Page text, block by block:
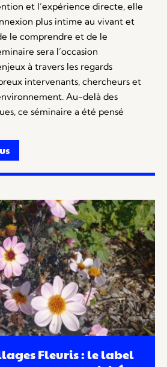
et l’expérience directe, elle
plus intime au vivant et
le comprendre et de le
sera l’occasion
à travers les regards
intervenants, chercheurs et
Au-delà des
ce séminaire a été pensé
Fleuris : le label